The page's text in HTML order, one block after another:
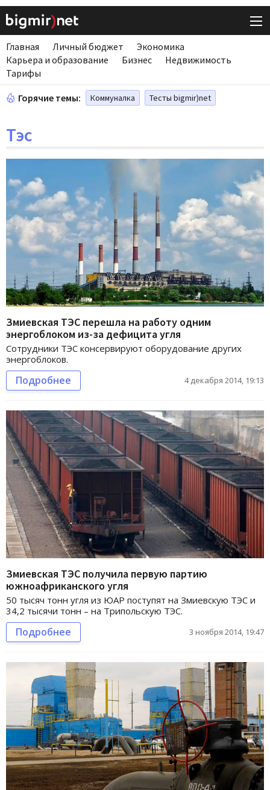
Главная Личный бюджет
Экономика
Карьера и образование
Бизнес
Недвижимость
Тарифы
Горячие темы: Коммуналка Тесты bigmir)net
Тэс
Змиевская ТЭС перешла на работу одним
энергоблоком из-за дефицита угля
Сотрудники ТЭС консервируют оборудование других
энергоблоков.
Подробнее 4 декабря 2014, 19:13
Змиевская ТЭС получила первую партию
южноафриканского угля
50 тысяч тонн угля из ЮАР поступят на Змиевскую ТЭС и
34,2 тысячи тонн – на Трипольскую ТЭС.
Подробнее 3 ноября 2014, 19:47